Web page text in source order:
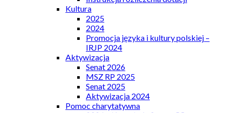
Kultura
2025
2024
Promocja języka i kultury polskiej –
IRJP 2024
Aktywizacja
Senat 2026
MSZ RP 2025
Senat 2025
Aktywizacja 2024
Pomoc charytatywna